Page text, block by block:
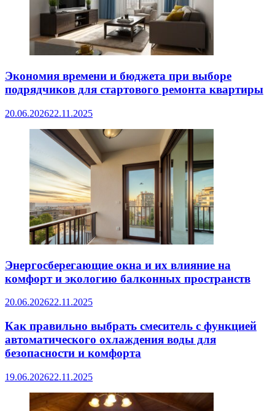
Экономия времени и бюджета при выборе
подрядчиков для стартового ремонта квартиры
20.06.202622.11.2025
Энергосберегающие окна и их влияние на
комфорт и экологию балконных пространств
20.06.202622.11.2025
Как правильно выбрать смеситель с функцией
автоматического охлаждения воды для
безопасности и комфорта
19.06.202622.11.2025